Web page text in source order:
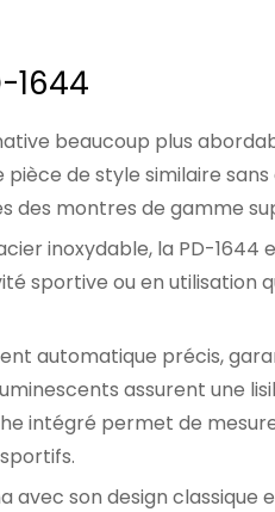
1644
beaucoup plus
de style similaire
des montres de gamme
inoxydable, la PD-1644
sportive ou en utilisation
automatique précis,
assurent une
intégré permet de
avec son design classique